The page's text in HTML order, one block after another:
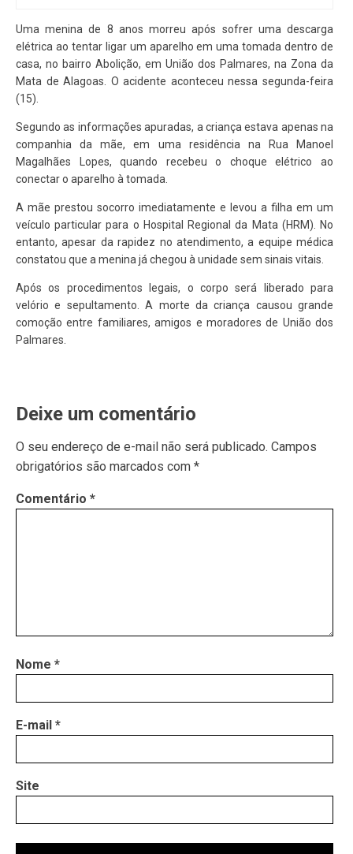
Uma menina de 8 anos morreu após sofrer uma descarga
elétrica ao tentar ligar um aparelho em uma tomada dentro de
casa, no bairro Abolição, em União dos Palmares, na Zona da
Mata de Alagoas. O acidente aconteceu nessa segunda-feira
(15).
Segundo as informações apuradas, a criança estava apenas na
companhia da mãe, em uma residência na Rua Manoel
Magalhães Lopes, quando recebeu o choque elétrico ao
conectar o aparelho à tomada.
A mãe prestou socorro imediatamente e levou a filha em um
veículo particular para o Hospital Regional da Mata (HRM). No
entanto, apesar da rapidez no atendimento, a equipe médica
constatou que a menina já chegou à unidade sem sinais vitais.
Após os procedimentos legais, o corpo será liberado para
velório e sepultamento. A morte da criança causou grande
comoção entre familiares, amigos e moradores de União dos
Palmares.
Deixe um comentário
O seu endereço de e-mail não será publicado. Campos
obrigatórios são marcados com *
Comentário *
Nome *
E-mail *
Site